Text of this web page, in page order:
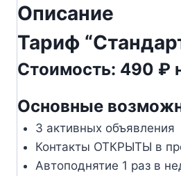
Описание
Тариф
Стоимость: 490 ₽
Основные
3 активных объявления
Контакты ОТКРЫТЫ в
Автоподнятие 1 раз в